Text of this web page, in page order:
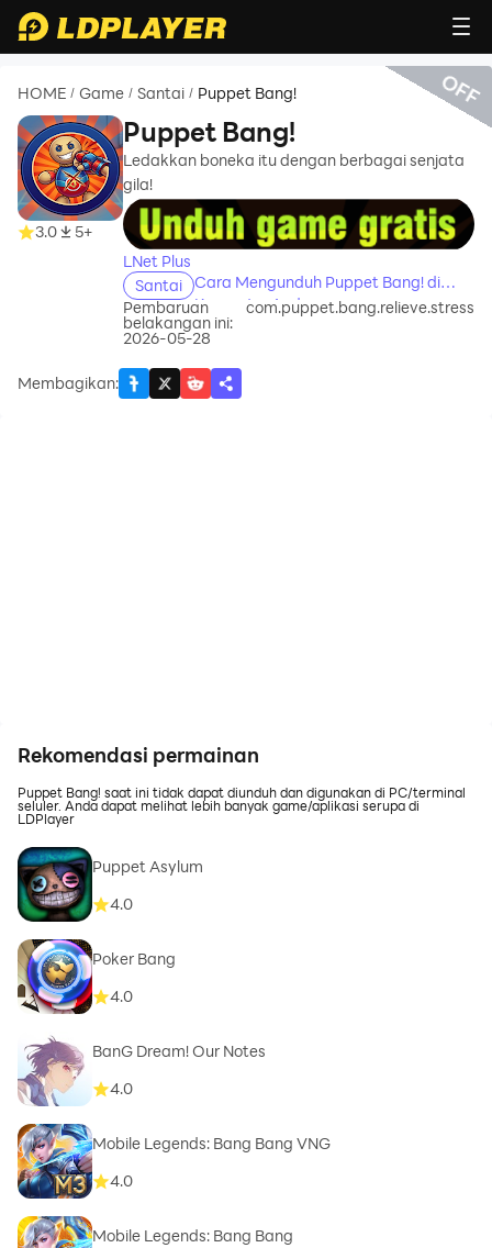
HOME / Game / Santai / Puppet Bang!
3.0 5+
Puppet Bang!
Ledakkan boneka itu dengan berbagai senjata
gila!
recommend
LNet Plus
Santai
Cara Mengunduh Puppet Bang! di
Komputer Anda
Pembaruan
belakangan ini:
2026-05-28
com.puppet.bang.relieve.stress
Membagikan:
OFF
Rekomendasi permainan
Puppet Bang! saat ini tidak dapat diunduh dan digunakan di PC/terminal
seluler. Anda dapat melihat lebih banyak game/aplikasi serupa di
LDPlayer
Puppet Asylum
4.0
Poker Bang
4.0
BanG Dream! Our Notes
4.0
Mobile Legends: Bang Bang VNG
4.0
Mobile Legends: Bang Bang